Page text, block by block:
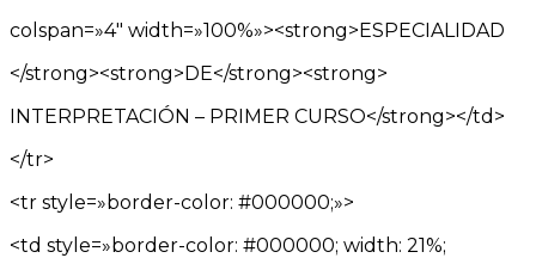
colspan=»4″ width=»100%»><strong>ESPECIALIDAD
</strong><strong>DE</strong><strong>
INTERPRETACIÓN – PRIMER CURSO</strong></td>
</tr>
<tr style=»border-color: #000000;»>
<td style=»border-color: #000000; width: 21%;